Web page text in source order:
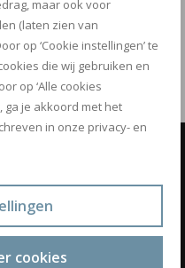
maar ook voor
(laten zien van
op ‘Cookie instellingen’ te
die wij gebruiken en
op ‘Alle cookies
ga je akkoord met het
in onze privacy- en
cookies
ARTIKEL
RIANNE SCHOREL -
HOME
PERSONAL